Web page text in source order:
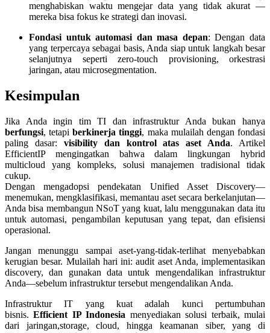
menghabiskan waktu mengejar data yang tidak akurat —
mereka bisa fokus ke strategi dan inovasi.
Fondasi untuk automasi dan masa depan: Dengan data
yang terpercaya sebagai basis, Anda siap untuk langkah besar
selanjutnya seperti zero-touch provisioning, orkestrasi
jaringan, atau microsegmentation.
Kesimpulan
Jika Anda ingin tim TI dan infrastruktur Anda bukan hanya
berfungsi, tetapiberkinerja tinggi, maka mulailah dengan fondasi
paling dasar: visibility dan kontrol atas aset Anda. Artikel
EfficientIP mengingatkan bahwa dalam lingkungan hybrid
multicloud yang kompleks, solusi manajemen tradisional tidak
cukup.
Dengan mengadopsi pendekatan Unified Asset Discovery—
menemukan, mengklasifikasi, memantau aset secara berkelanjutan—
Anda bisa membangun NSoT yang kuat, lalu menggunakan data itu
untuk automasi, pengambilan keputusan yang tepat, dan efisiensi
operasional.
Jangan menunggu sampai aset-yang-tidak-terlihat menyebabkan
kerugian besar. Mulailah hari ini: audit aset Anda, implementasikan
discovery, dan gunakan data untuk mengendalikan infrastruktur
Anda—sebelum infrastruktur tersebut mengendalikan Anda.
Infrastruktur IT yang kuat adalah kunci pertumbuhan
bisnis.Efficient IP Indonesia menyediakan solusi terbaik, mulai
dari jaringan,storage, cloud, hingga keamanan siber, yang di